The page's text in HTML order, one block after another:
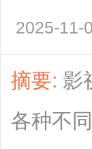
2025-11-
摘要: 影
各种不